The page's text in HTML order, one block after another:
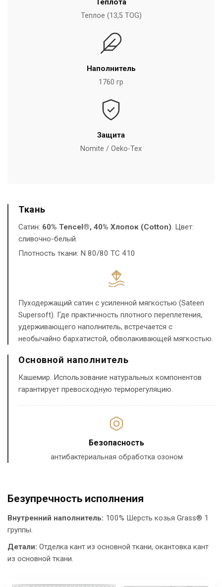
Теплота
Теплое (13,5 TOG)
Наполнитель
1760 гр
Защита
Nomite / Oeko-Tex
Ткань
Сатин: 60% Tencel®, 40% Хлопок (Cotton). Цвет:
сливочно-белый.
Плотность ткани: N 80/80 TC 410
Пуходержащий сатин с усиленной мягкостью (Sateen
Supersoft). Где практичность плотного переплетения,
удерживающего наполнитель, встречается с
необычайно бархатистой, обволакивающей мягкостью.
Основной наполнитель
Кашемир. Использование натуральных компонентов
гарантирует превосходную терморегуляцию.
Безопасность
антибактериальная обработка озоном
Безупречность исполнения
Внутренний наполнитель: 100% Шерсть козья Grass® 1
группы.
Детали: Отделка кант из основной ткани, окантовка кант
из основной ткани.